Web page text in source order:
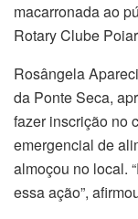
macarronada ao
Rotary Clube
Rosângela
da Ponte Seca,
fazer inscrição no
emergencial de
almoçou no local.
essa ação”,